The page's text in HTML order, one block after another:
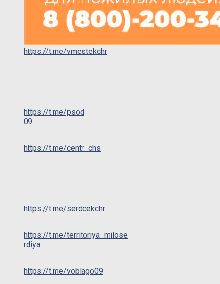
https://t.me/vmestekchr
https://t.me/psod
09
https://t.me/centr_chs
https://t.me/serdcekchr
https://t.me/territoriya_milose
rdiya
https://t.me/voblago09